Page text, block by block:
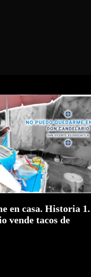
en casa. Historia 1.
vende tacos de